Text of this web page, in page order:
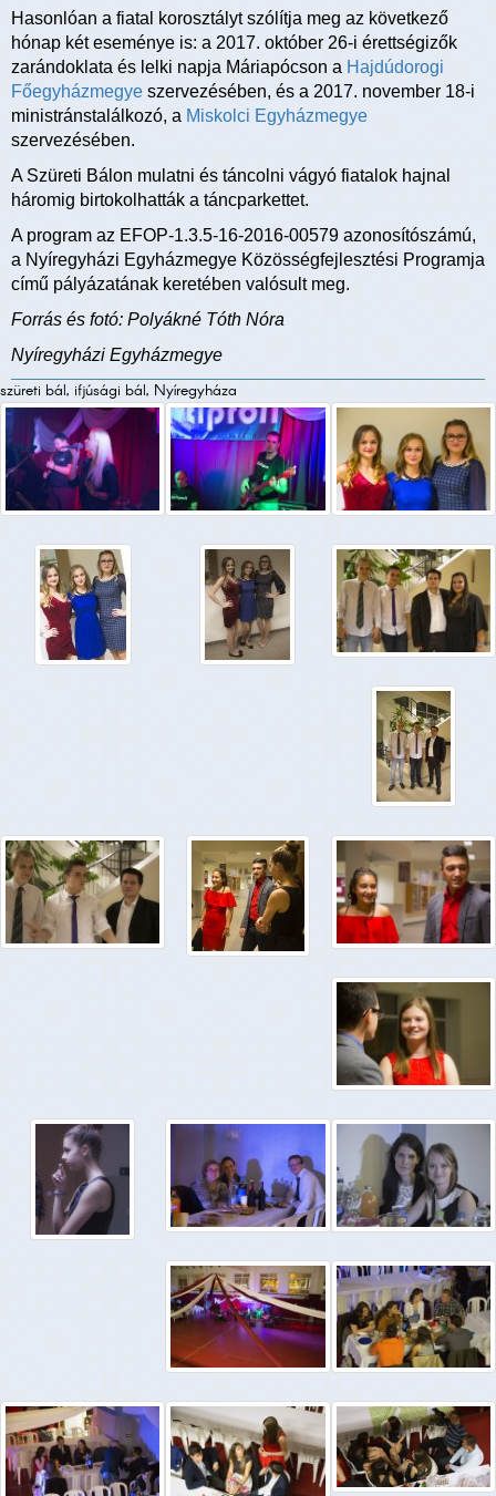
Hasonlóan a fiatal korosztályt szólítja meg az következő
hónap két eseménye is: a 2017. október 26-i érettségizők
zarándoklata és lelki napja Máriapócson a Hajdúdorogi
Főegyházmegye szervezésében, és a 2017. november 18-i
ministránstalálkozó, a Miskolci Egyházmegye
szervezésében.
A Szüreti Bálon mulatni és táncolni vágyó fiatalok hajnal
háromig birtokolhatták a táncparkettet.
A program az EFOP-1.3.5-16-2016-00579 azonosítószámú,
a Nyíregyházi Egyházmegye Közösségfejlesztési Programja
című pályázatának keretében valósult meg.
Forrás és fotó: Polyákné Tóth Nóra
Nyíregyházi Egyházmegye
szüreti bál, ifjúsági bál, Nyíregyháza